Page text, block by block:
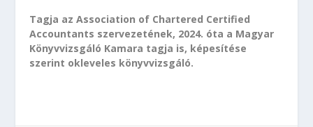
Tagja az Association of Chartered Certified
Accountants szervezetének, 2024. óta a Magyar
Könyvvizsgáló Kamara tagja is, képesítése
szerint okleveles könyvvizsgáló.